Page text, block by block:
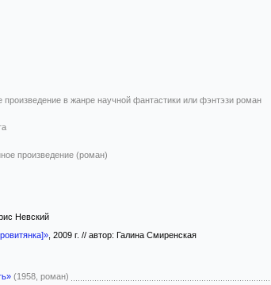
произведение в жанре научной фантастики или фэнтэзи роман
произведение (роман)
Невский
, 2009 г. // автор: Галина Смиренская
(1958, роман)